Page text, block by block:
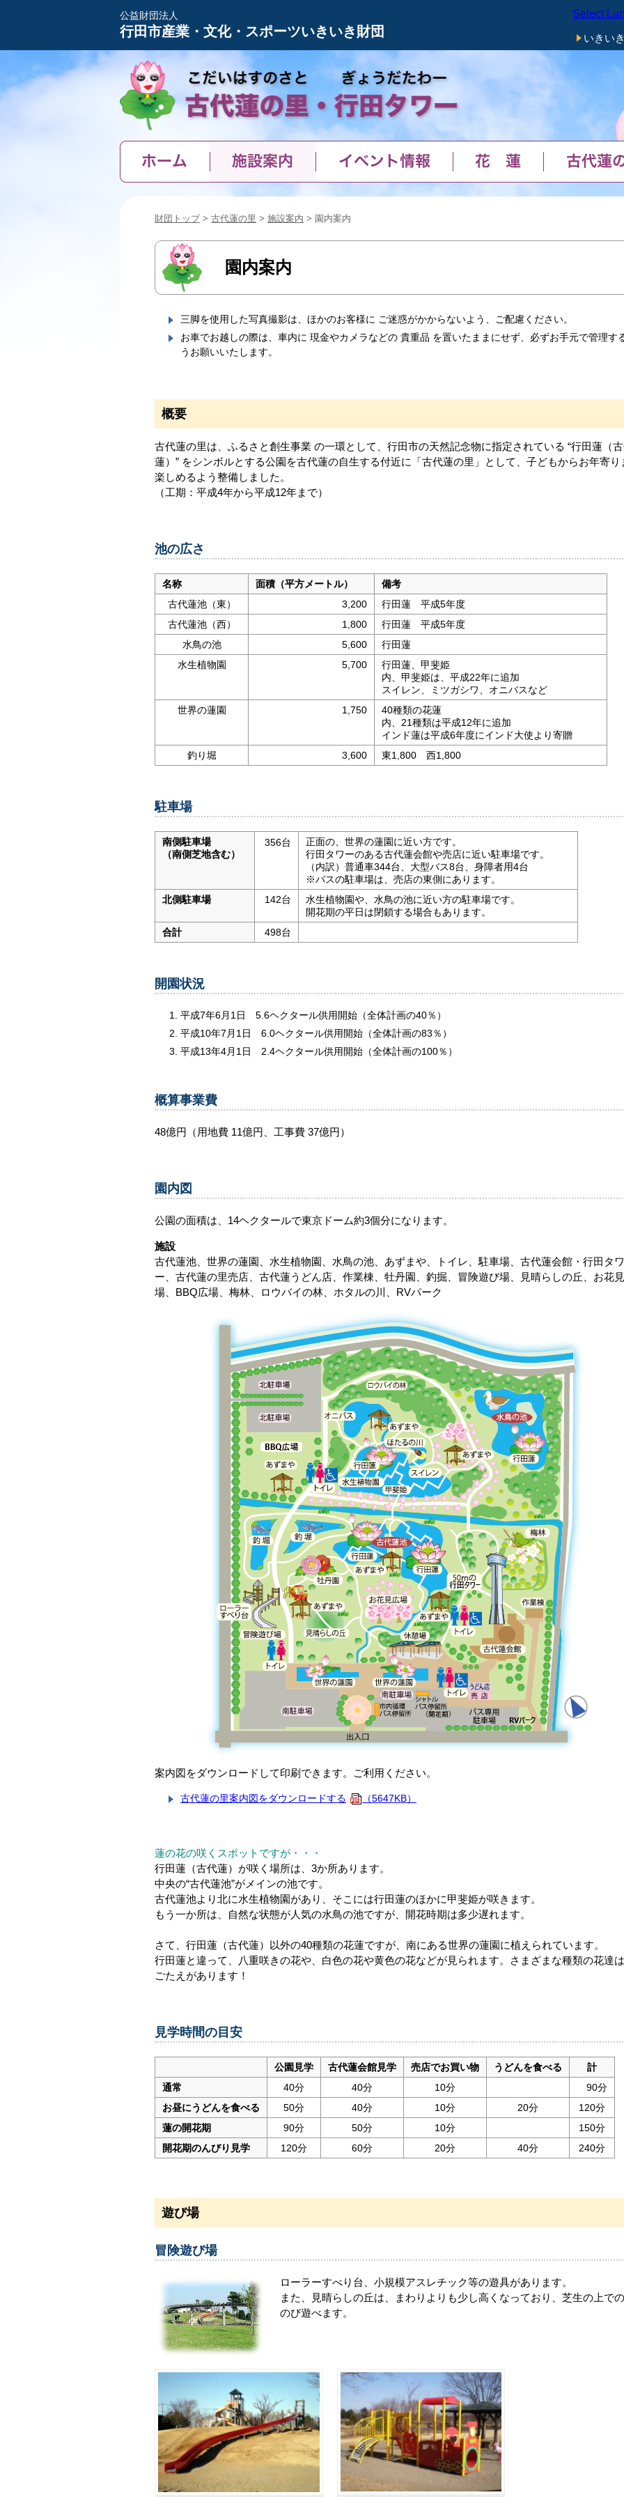
公益財団法人
行田市産業・文化・スポーツいきいき財団
Select
いきい
イベント情報
財団トップ> 古代蓮の里 > 施設案内 > 園内案内
園内案内
三脚を使用した写真撮影は、ほかのお客様に ご迷惑がかからないよう、ご配慮ください。
お車でお越しの際は、車内に 現金やカメラなどの 貴重品 を置いたままにせず、必ずお手元で管理す
うお願いいたします。
概要
古代蓮の里は、ふるさと創生事業 の一環として、行田市の天然記念物に指定されている “行田蓮（
蓮）” をシンボルとする公園を古代蓮の自生する付近に「古代蓮の里」として、子どもからお年寄り
楽しめるよう整備しました。
（工期：平成4年から平成12年まで）
池の広さ
名称 面積（平方メートル）
備考
古代蓮池（東）
3,200
行田蓮 平成5年度
古代蓮池（西）
1,800
行田蓮 平成5年度
水鳥の池
5,600
行田蓮
水生植物園
5,700
行田蓮、甲斐姫
内、甲斐姫は、平成22年に追加
スイレン、ミツガシワ、オニバスなど
世界の蓮園
1,750
40種類の花蓮
内、21種類は平成12年に追加
インド蓮は平成6年度にインド大使より寄贈
釣り堀
3,600 東1,800 西1,800
駐車場
南側駐車場
（南側芝地含む）
356台
正面の、世界の蓮園に近い方です。
行田タワーのある古代蓮会館や売店に近い駐車場です。
（内訳）普通車344台、大型バス8台、身障者用4台
※バスの駐車場は、売店の東側にあります。
北側駐車場
142台
水生植物園や、水鳥の池に近い方の駐車場です。
開花期の平日は閉鎖する場合もあります。
合計
498台
開園状況
平成7年6月1日 5.6ヘクタール供用開始（全体計画の40％）
平成10年7月1日 6.0ヘクタール供用開始（全体計画の83％）
平成13年4月1日 2.4ヘクタール供用開始（全体計画の100％）
概算事業費
48億円（用地費 11億円、工事費 37億円）
園内図
公園の面積は、14ヘクタールで東京ドーム約3個分になります。
施設
古代蓮池、世界の蓮園、水生植物園、水鳥の池、あずまや、トイレ、駐車場、古代蓮会館・行田タワ
ー、古代蓮の里売店、古代蓮うどん店、作業棟、牡丹園、釣掘、冒険遊び場、見晴らしの丘、お花
場、BBQ広場、梅林、ロウバイの林、ホタルの川、RVパーク
案内図をダウンロードして印刷できます。ご利用ください。
古代蓮の里案内図をダウンロードする （5647KB）
蓮の花の咲くスポットですが・・・
行田蓮（古代蓮）が咲く場所は、3か所あります。
中央の“古代蓮池”がメインの池です。
古代蓮池より北に水生植物園があり、そこには行田蓮のほかに甲斐姫が咲きます。
もう一か所は、自然な状態が人気の水鳥の池ですが、開花時期は多少遅れます。
さて、行田蓮（古代蓮）以外の40種類の花蓮ですが、南にある世界の蓮園に植えられています。
行田蓮と違って、八重咲きの花や、白色の花や黄色の花などが見られます。さまざまな種類の花達
ごたえがあります！
見学時間の目安
公園見学 古代蓮会館見学 売店でお買い物 うどんを食べる
計
通常
40分 40分 10分
90分
お昼にうどんを食べる
50分 40分 10分 20分
120分
蓮の開花期
90分 50分 10分
150分
開花期のんびり見学
120分 60分 20分 40分 240分
遊び場
冒険遊び場
ローラーすべり台、小規模アスレチック等の遊具があります。
また、見晴らしの丘は、まわりよりも少し高くなっており、芝生の上で
のび遊べます。